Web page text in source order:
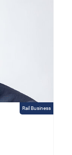
Rail Business